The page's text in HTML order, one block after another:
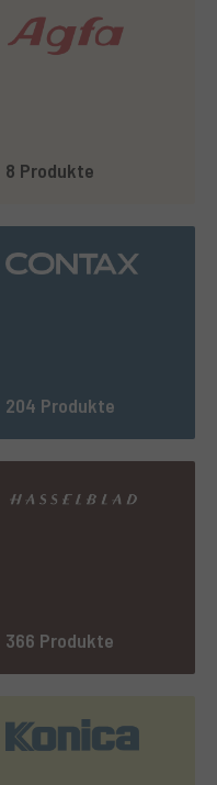
8 Produkte
204 Produkte
366 Produkte